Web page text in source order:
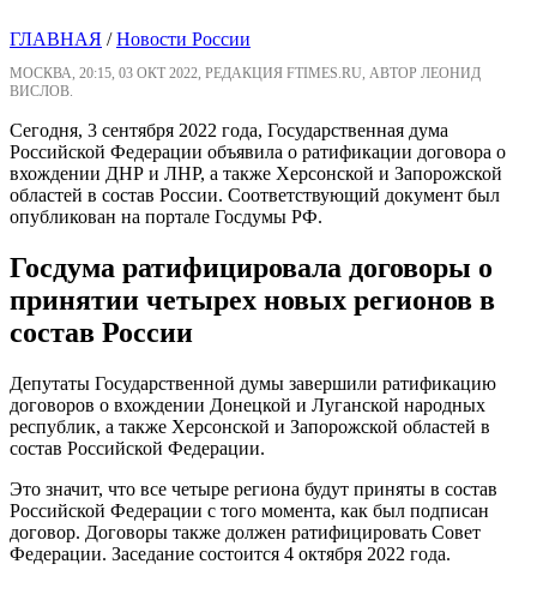
ГЛАВНАЯ /Новости России
МОСКВА, 20:15, 03 ОКТ 2022, РЕДАКЦИЯ FTIMES.RU, АВТОР ЛЕОНИД
ВИСЛОВ.
Сегодня, 3 сентября 2022 года, Государственная дума
Российской Федерации объявила о ратификации договора о
вхождении ДНР и ЛНР, а также Херсонской и Запорожской
областей в состав России. Соответствующий документ был
опубликован на портале Госдумы РФ.
Госдума ратифицировала договоры о
принятии четырех новых регионов в
состав России
Депутаты Государственной думы завершили ратификацию
договоров о вхождении Донецкой и Луганской народных
республик, а также Херсонской и Запорожской областей в
состав Российской Федерации.
Это значит, что все четыре региона будут приняты в состав
Российской Федерации с того момента, как был подписан
договор. Договоры также должен ратифицировать Совет
Федерации. Заседание состоится 4 октября 2022 года.